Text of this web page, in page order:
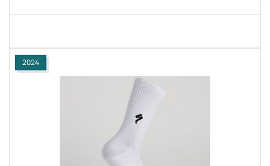
2024